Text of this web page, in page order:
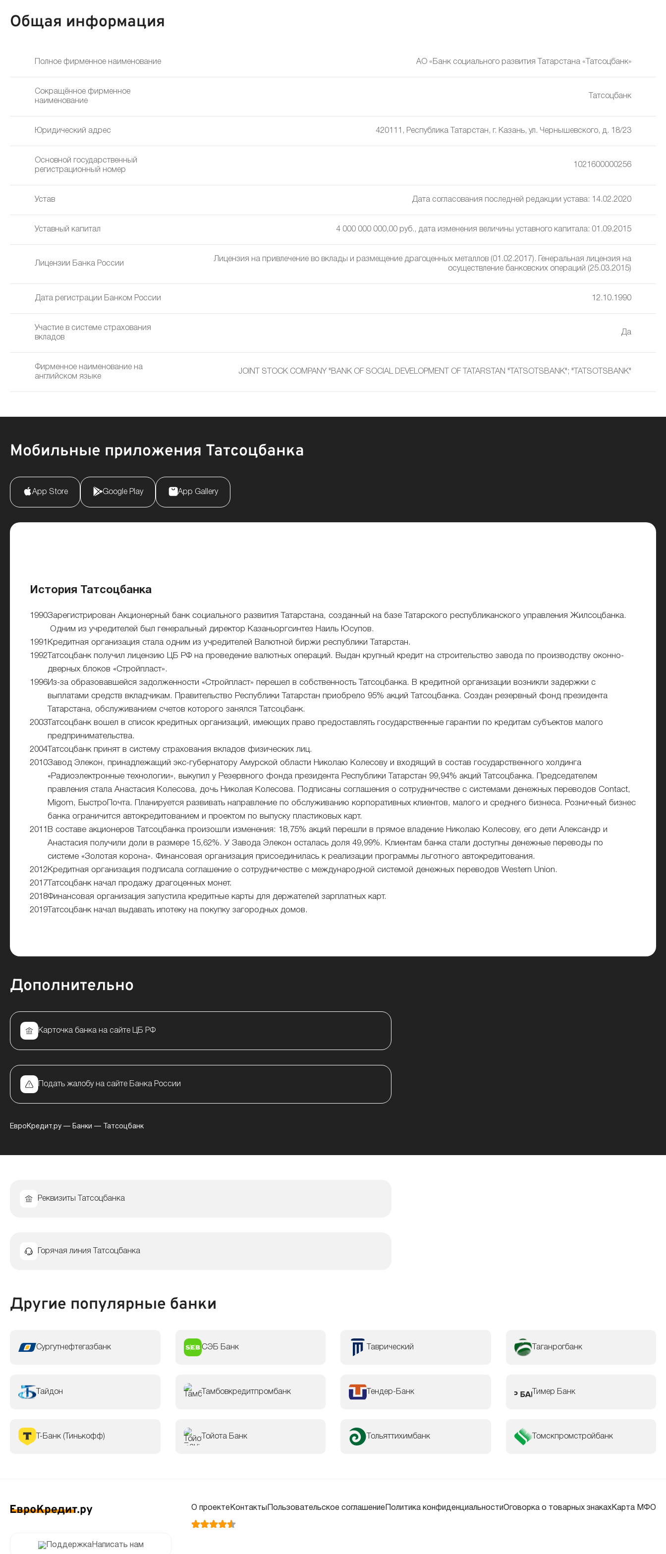
Общая информация
Полное фирменное наименование АО «Банк социального развития Татарстана «Татсоцбанк»
Сокращённое фирменное
наименование
Татсоцбанк
Юридический адрес 420111, Республика Татарстан, г. Казань, ул. Чернышевского, д. 18/23
Основной государственный
регистрационный номер
1021600000256
Устав Дата согласования последней редакции устава: 14.02.2020
Уставный капитал 4 000 000 000,00 руб., дата изменения величины уставного капитала: 01.09.2015
Лицензии Банка России
Лицензия на привлечение во вклады и размещение драгоценных металлов (01.02.2017). Генеральная лицензия на
осуществление банковских операций (25.03.2015)
Дата регистрации Банком России 12.10.1990
Участие в системе страхования
вкладов
Да
Фирменное наименование на
английском языке
JOINT STOCK COMPANY "BANK OF SOCIAL DEVELOPMENT OF TATARSTAN "TATSOTSBANK"; "TATSOTSBANK"
Мобильные приложения Татсоцбанка
App Store Google Play App Gallery
История Татсоцбанка
1990Зарегистрирован Акционерный банк социального развития Татарстана, созданный на базе Татарского республиканского управления Жилсоцбанка.
Одним из учредителей был генеральный директор Казаньоргсинтез Наиль Юсупов.
1991 Кредитная организация стала одним из учредителей Валютной биржи республики Татарстан.
1992 Татсоцбанк получил лицензию ЦБ РФ на проведение валютных операций. Выдан крупный кредит на строительство завода по производству оконно-
дверных блоков «Стройпласт».
1996Из-за образовавшейся задолженности «Стройпласт» перешел в собственность Татсоцбанка. В кредитной организации возникли задержки с
выплатами средств вкладчикам. Правительство Республики Татарстан приобрело 95% акций Татсоцбанка. Создан резервный фонд президента
Татарстана, обслуживанием счетов которого занялся Татсоцбанк.
2003 Татсоцбанк вошел в список кредитных организаций, имеющих право предоставлять государственные гарантии по кредитам субъектов малого
предпринимательства.
2004 Татсоцбанк принят в систему страхования вкладов физических лиц.
2010Завод Элекон, принадлежащий экс-губернатору Амурской области Николаю Колесову и входящий в состав государственного холдинга
«Радиоэлектронные технологии», выкупил у Резервного фонда президента Республики Татарстан 99,94% акций Татсоцбанка. Председателем
правления стала Анастасия Колесова, дочь Николая Колесова. Подписаны соглашения о сотрудничестве с системами денежных переводов Contact,
Migom, БыстроПочта. Планируется развивать направление по обслуживанию корпоративных клиентов, малого и среднего бизнеса. Розничный бизнес
банка ограничится автокредитованием и проектом по выпуску пластиковых карт.
2011 В составе акционеров Татсоцбанка произошли изменения: 18,75% акций перешли в прямое владение Николаю Колесову, его дети Александр и
Анастасия получили доли в размере 15,62%. У Завода Элекон осталась доля 49,99%. Клиентам банка стали доступны денежные переводы по
системе «Золотая корона». Финансовая организация присоединилась к реализации программы льготного автокредитования.
2012 Кредитная организация подписала соглашение о сотрудничестве с международной системой денежных переводов Western Union.
2017 Татсоцбанк начал продажу драгоценных монет.
2018Финансовая организация запустила кредитные карты для держателей зарплатных карт.
2019 Татсоцбанк начал выдавать ипотеку на покупку загородных домов.
Дополнительно
Карточка банка на сайте ЦБ РФ
Подать жалобу на сайте Банка России
ЕвроКредит.ру — Банки — Татсоцбанк
Реквизиты Татсоцбанка
Горячая линия Татсоцбанка
Другие популярные банки
Сургутнефтегазбанк СЭБ Банк Таврический Таганрогбанк
Тайдон Тамбовкредитпромбанк Тендер-Банк Тимер Банк
Т-Банк (Тинькофф) Тойота Банк Тольяттихимбанк Томскпромстройбанк
Написать нам
О проекте Контакты Пользовательское соглашение Политика конфиденциальностиОговорка о товарных знаках Карта МФО